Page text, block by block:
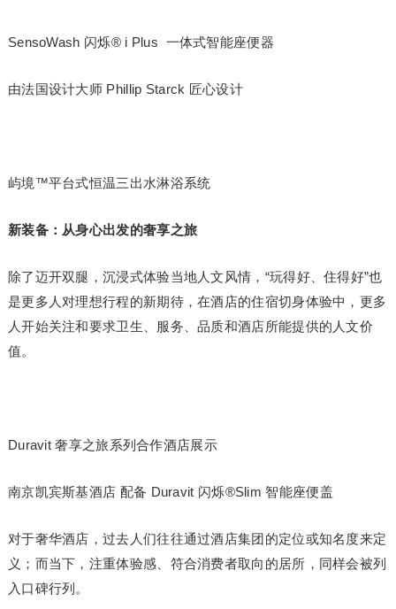
SensoWash 闪烁® i Plus 一体式智能座便器
由法国设计大师 Phillip Starck 匠心设计
屿境™平台式恒温三出水淋浴系统
新装备：从身心出发的奢享之旅
除了迈开双腿，沉浸式体验当地人文风情，“玩得好、住得好”也
是更多人对理想行程的新期待，在酒店的住宿切身体验中，更多
人开始关注和要求卫生、服务、品质和酒店所能提供的人文价
值。
Duravit 奢享之旅系列合作酒店展示
南京凯宾斯基酒店 配备 Duravit 闪烁®Slim 智能座便盖
对于奢华酒店，过去人们往往通过酒店集团的定位或知名度来定
义；而当下，注重体验感、符合消费者取向的居所，同样会被列
入口碑行列。